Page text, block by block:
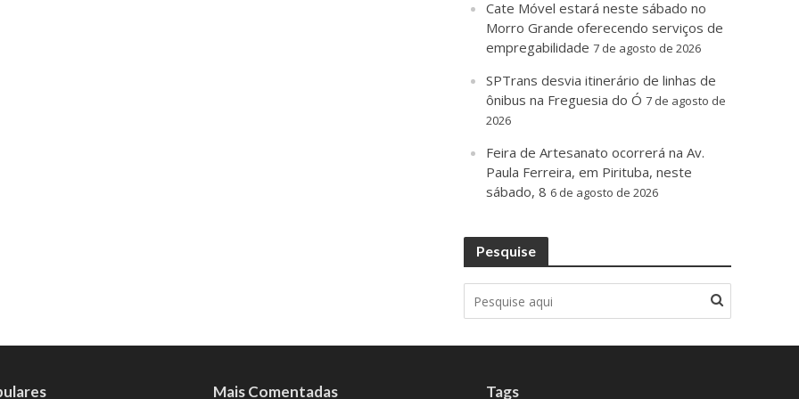
Cate Móvel estará neste sábado no
Morro Grande oferecendo serviços de
empregabilidade 7 de agosto de 2026
SPTrans desvia itinerário de linhas de
ônibus na Freguesia do Ó 7 de agosto de
2026
Feira de Artesanato ocorrerá na Av.
Paula Ferreira, em Pirituba, neste
sábado, 8 6 de agosto de 2026
Pesquise
Mais Comentadas Tags